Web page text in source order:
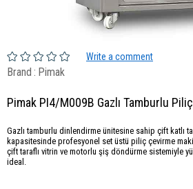
Write a comment
Brand : Pimak
Pimak PI4/M009B Gazlı Tamburlu
Gazlı tamburlu dinlendirme ünitesine sahip çift katlı
kapasitesinde profesyonel set üstü piliç çevirme
çift taraflı vitrin ve motorlu şiş döndürme sistemiyle
ideal.